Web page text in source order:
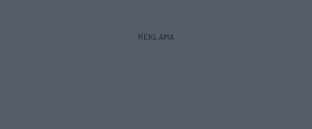
REKLAMA